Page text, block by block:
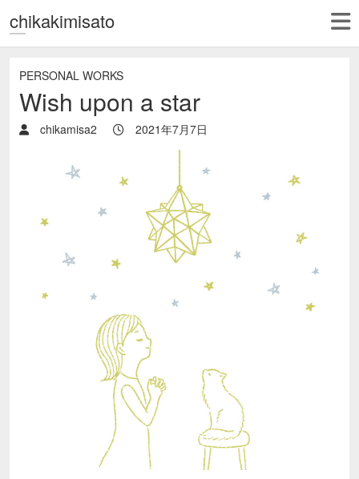
chikakimisato
PERSONAL WORKS
Wish upon a star
chikamisa2 2021年7月7日